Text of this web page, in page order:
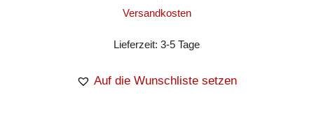
Versandkosten
Lieferzeit:3-5 Tage
Auf die Wunschliste setzen